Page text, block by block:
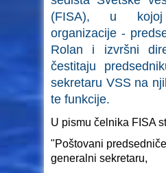
(FISA), u
organizacije -
Rolan i izvršni
čestitaju
sekretaru VSS na
te funkcije.
U pismu čelnika FISA
"Poštovani
generalni sekretaru,